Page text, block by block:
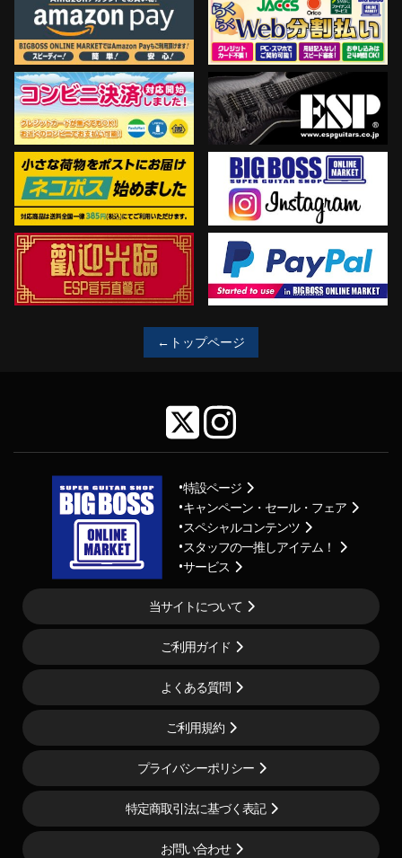
←トップページ
特設ページ
キャンペーン・セール・フェア
スペシャルコンテンツ
スタッフの一推しアイテム！
サービス
当サイトについて
ご利用ガイド
よくある質問
ご利用規約
プライバシーポリシー
特定商取引法に基づく表記
お問い合わせ